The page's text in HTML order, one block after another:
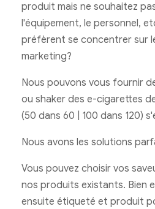
produit mais ne souhaitez
l'équipement, le personnel,
préfèrent se concentrer sur
marketing?
Nous pouvons vous fournir
ou shaker des e-cigarettes
(50 dans 60 | 100 dans 120)
Nous avons les solutions
Vous pouvez choisir vos
nos produits existants. Bien
ensuite étiqueté et produit